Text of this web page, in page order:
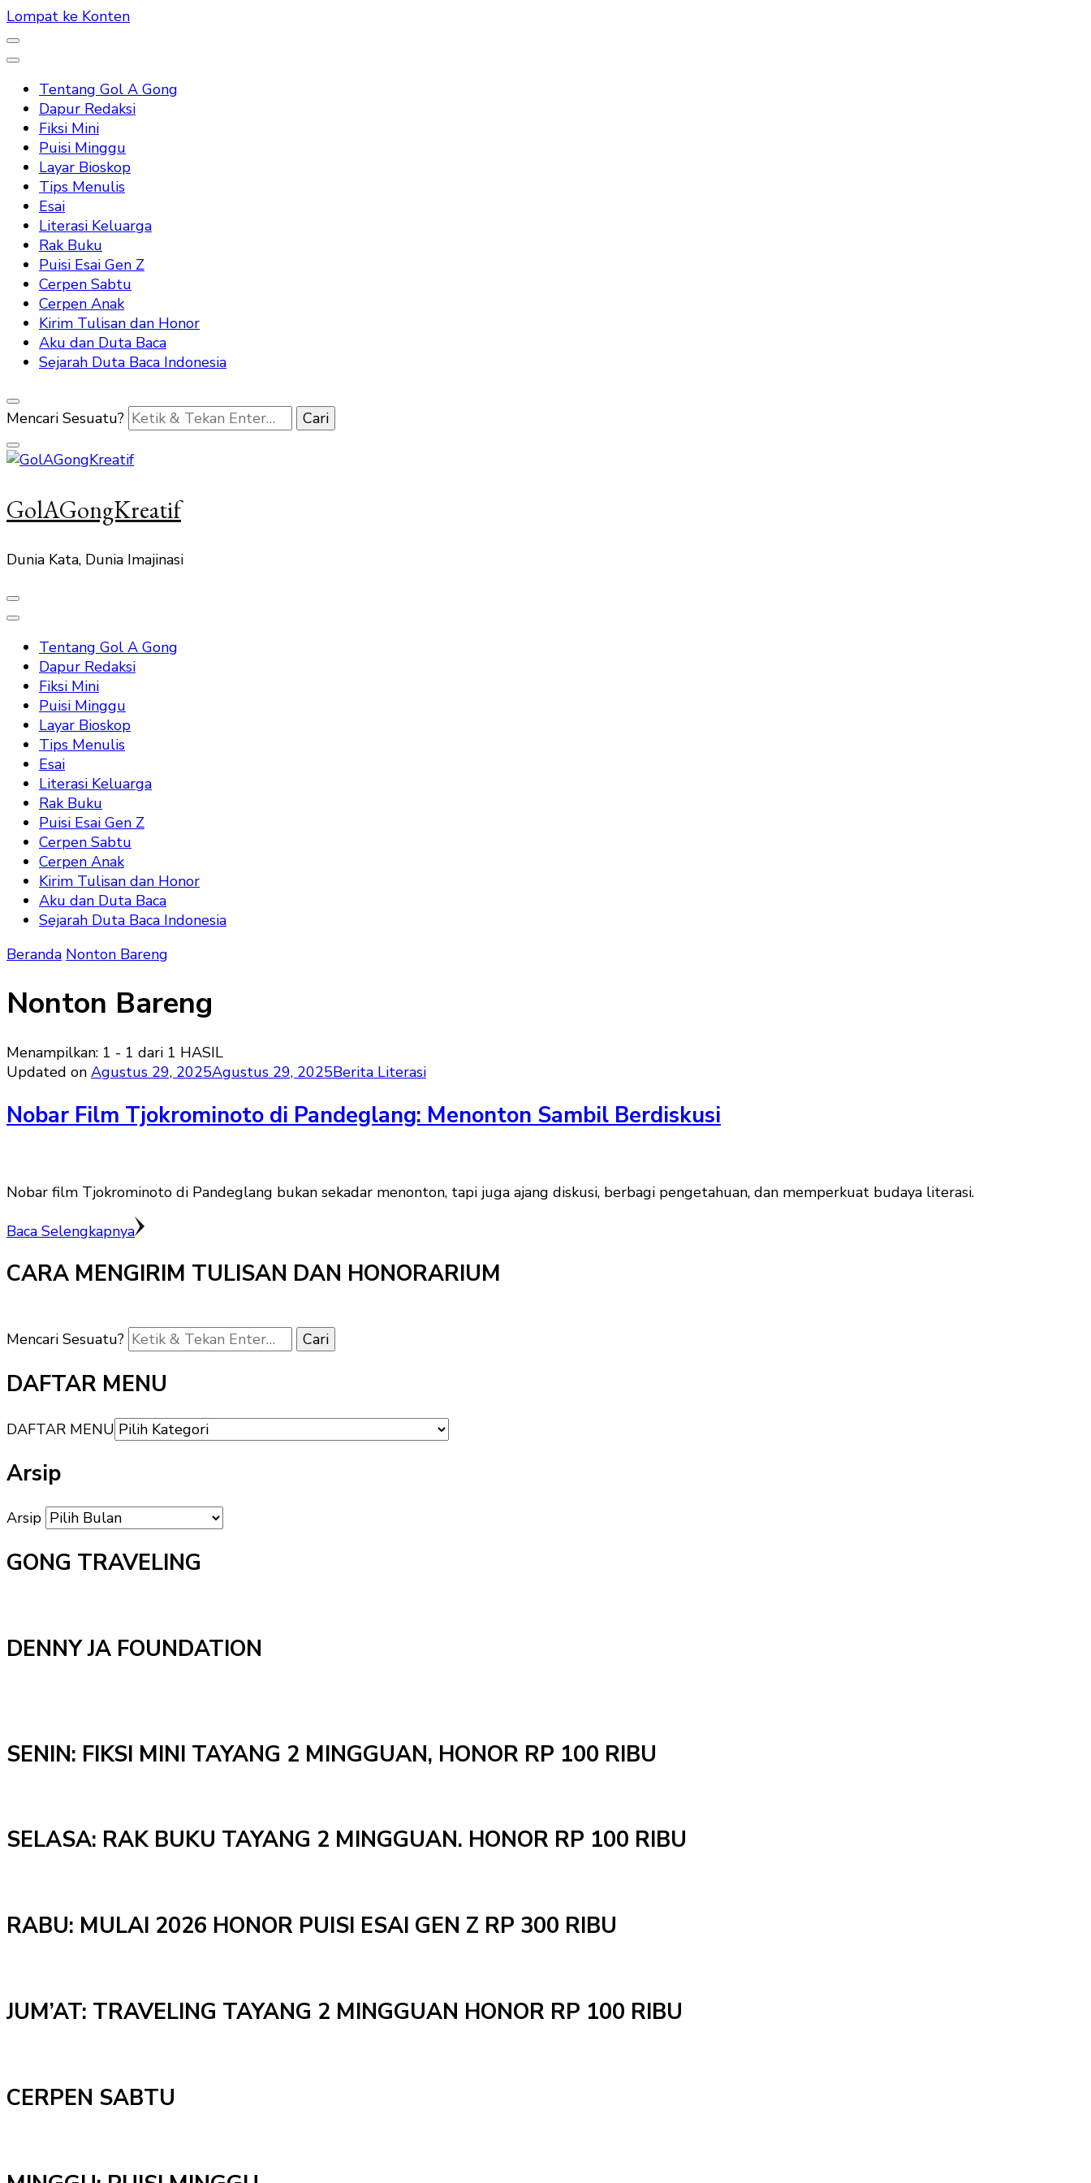
Lompat ke Konten
Tentang Gol A Gong
Dapur Redaksi
Fiksi Mini
Puisi Minggu
Layar Bioskop
Tips Menulis
Esai
Literasi Keluarga
Rak Buku
Puisi Esai Gen Z
Cerpen Sabtu
Cerpen Anak
Kirim Tulisan dan Honor
Aku dan Duta Baca
Sejarah Duta Baca Indonesia
Mencari Sesuatu?
GolAGongKreatif
Dunia Kata, Dunia Imajinasi
Tentang Gol A Gong
Dapur Redaksi
Fiksi Mini
Puisi Minggu
Layar Bioskop
Tips Menulis
Esai
Literasi Keluarga
Rak Buku
Puisi Esai Gen Z
Cerpen Sabtu
Cerpen Anak
Kirim Tulisan dan Honor
Aku dan Duta Baca
Sejarah Duta Baca Indonesia
Beranda Nonton Bareng
Nonton Bareng
Menampilkan: 1 - 1 dari 1 HASIL
Updated on Agustus 29, 2025Agustus 29, 2025Berita Literasi
Nobar Film Tjokrominoto di Pandeglang: Menonton Sambil Berdiskusi
Nobar film Tjokrominoto di Pandeglang bukan sekadar menonton, tapi juga ajang diskusi, berbagi pengetahuan, dan memperkuat budaya literasi.
Baca Selengkapnya
CARA MENGIRIM TULISAN DAN HONORARIUM
Mencari Sesuatu?
DAFTAR MENU
DAFTAR MENU
Arsip
Arsip
GONG TRAVELING
DENNY JA FOUNDATION
SENIN: FIKSI MINI TAYANG 2 MINGGUAN, HONOR RP 100 RIBU
SELASA: RAK BUKU TAYANG 2 MINGGUAN. HONOR RP 100 RIBU
RABU: MULAI 2026 HONOR PUISI ESAI GEN Z RP 300 RIBU
JUM’AT: TRAVELING TAYANG 2 MINGGUAN HONOR RP 100 RIBU
CERPEN SABTU